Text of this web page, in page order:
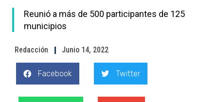
Reunió a más de 500 participantes de 125
municipios
Redacción Junio 14, 2022
Facebook Twitter